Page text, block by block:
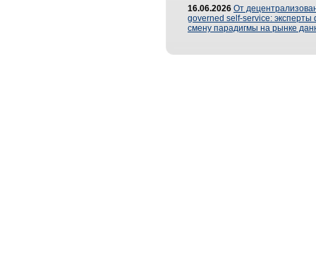
16.06.2026 От
governed self-service: эксперты
смену парадигмы на рынке